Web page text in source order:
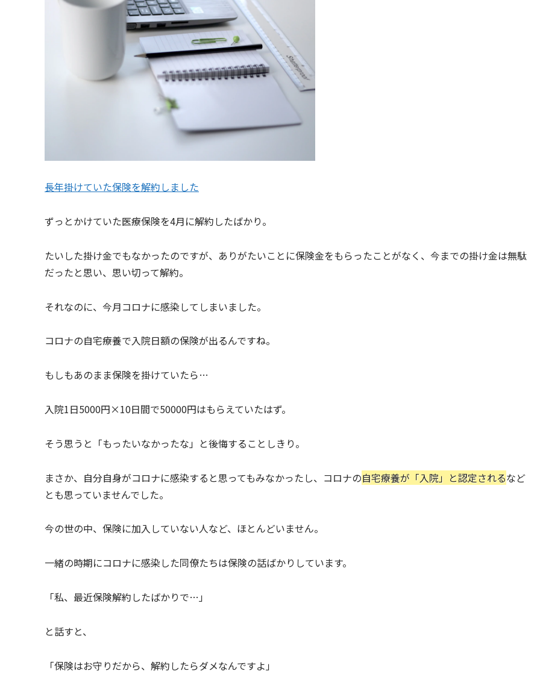
長年掛けていた保険を解約しました
ずっとかけていた医療保険を4月に解約したばかり。
たいした掛け金でもなかったのですが、ありがたいことに保険金をもらったことがなく、今までの掛け金は無駄
だったと思い、思い切って解約。
それなのに、今月コロナに感染してしまいました。
コロナの自宅療養で入院日額の保険が出るんですね。
もしもあのまま保険を掛けていたら…
入院1日5000円×10日間で50000円はもらえていたはず。
そう思うと「もったいなかったな」と後悔することしきり。
まさか、自分自身がコロナに感染すると思ってもみなかったし、コロナの自宅療養が「入院」と認定されるなど
とも思っていませんでした。
今の世の中、保険に加入していない人など、ほとんどいません。
一緒の時期にコロナに感染した同僚たちは保険の話ばかりしています。
「私、最近保険解約したばかりで…」
と話すと、
「保険はお守りだから、解約したらダメなんですよ」